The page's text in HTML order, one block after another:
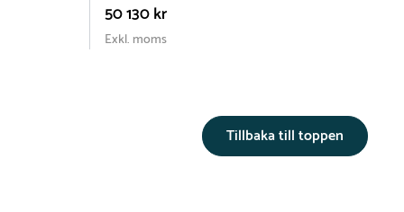
50 130 kr
Exkl. moms
Tillbaka till toppen